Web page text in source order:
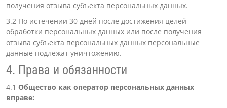
получения отзыва субъекта персональных данных.
3.2 По истечении 30 дней после достижения целей
обработки персональных данных или после получения
отзыва субъекта персональных данных персональные
данные подлежат уничтожению.
4. Права и обязанности
4.1 Общество как оператор персональных данных
вправе: